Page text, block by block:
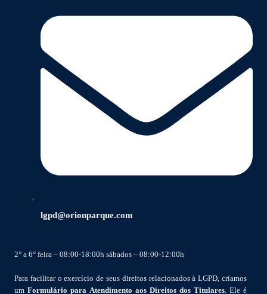
lgpd@orionparque.com
2° a 6° feira – 08:00-18:00h sábados – 08:00-12:00h
Para facilitar o exercício de seus direitos relacionados à LGPD, criamos
um Formulário para Atendimento aos Direitos dos Titulares . Ele é